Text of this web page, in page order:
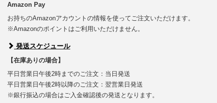
Amazon Pay
お持ちのAmazonアカウントの情報を使ってご注文いただけます。
※Amazonのポイントはご利用いただけません。
発送スケジュール
【在庫ありの場合】
平日営業日午後2時までのご注文：当日発送
平日営業日午後2時以降のご注文：翌営業日発送
※銀行振込の場合はご入金確認後の発送となります。